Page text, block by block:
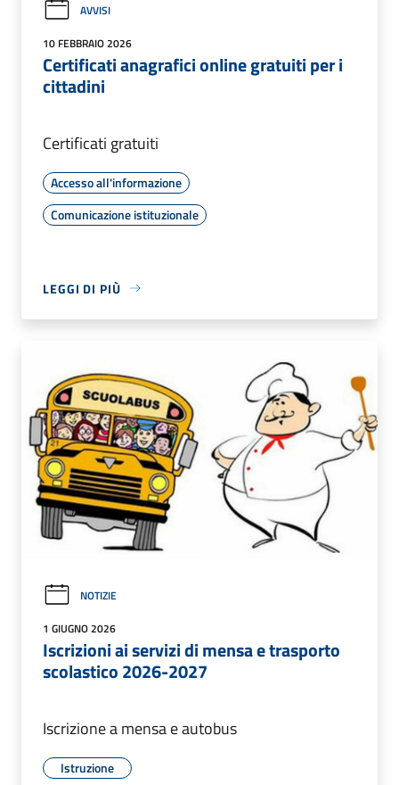
AVVISI
10 FEBBRAIO 2026
Certificati anagrafici online gratuiti per i
cittadini
Certificati gratuiti
Accesso all'informazione
Comunicazione istituzionale
LEGGI DI PIÙ
NOTIZIE
1 GIUGNO 2026
Iscrizioni ai servizi di mensa e trasporto
scolastico 2026-2027
Iscrizione a mensa e autobus
Istruzione